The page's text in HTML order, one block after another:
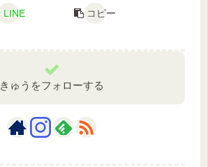
LINE コピー
きゅうをフォローする